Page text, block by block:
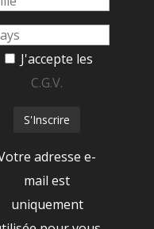
J'accepte les
C.G.V.
adresse e-
mail est
uniquement